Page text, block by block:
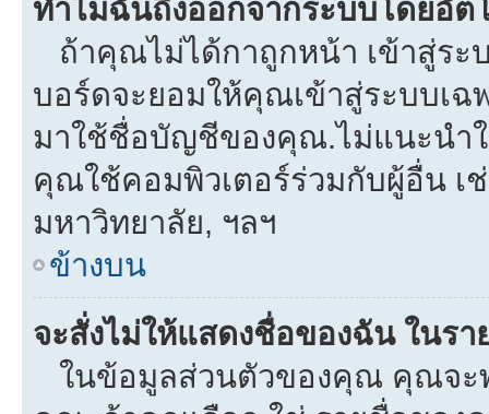
ทำไมฉันถึงออกจากระบบโดยอัต
ถ้าคุณไม่ได้กาถูกหน้า เข้าสู่ระ
บอร์ดจะยอมให้คุณเข้าสู่ระบบเ
มาใช้ชื่อบัญชีของคุณ.ไม่แนะนำ
คุณใช้คอมพิวเตอร์ร่วมกับผู้อื่น เ
มหาวิทยาลัย, ฯลฯ
ข้างบน
จะสั่งไม่ให้แสดงชื่อของฉัน ในร
ในข้อมูลส่วนตัวของคุณ คุณจะ